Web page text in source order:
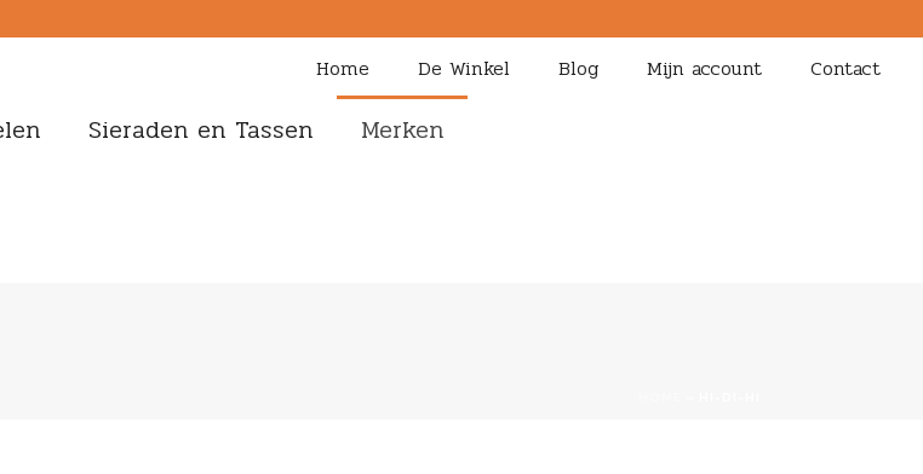
Home De Winkel Blog Mijn account Contact
Sieraden en Tassen Merken